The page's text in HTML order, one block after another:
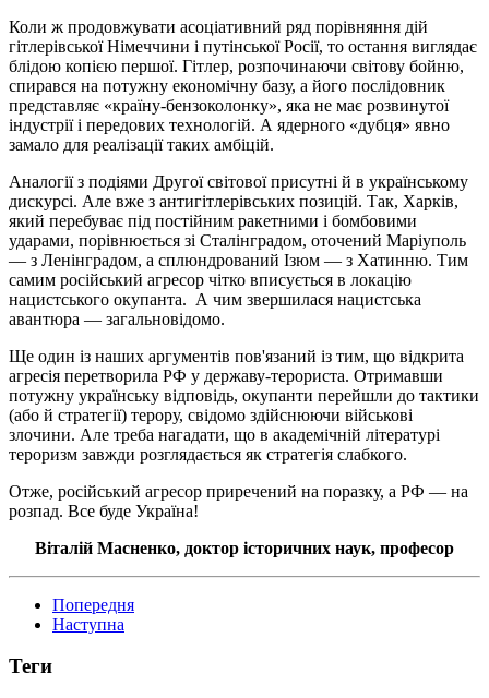
Коли ж продовжувати асоціативний ряд порівняння дій
гітлерівської Німеччини і путінської Росії, то остання виглядає
блідою копією першої. Гітлер, розпочинаючи світову бойню,
спирався на потужну економічну базу, а його послідовник
представляє «країну-бензоколонку», яка не має розвинутої
індустрії і передових технологій. А ядерного «дубця» явно
замало для реалізації таких амбіцій.
Аналогії з подіями Другої світової присутні й в українському
дискурсі. Але вже з антигітлерівських позицій. Так, Харків,
який перебуває під постійним ракетними і бомбовими
ударами, порівнюється зі Сталінградом, оточений Маріуполь
— з Ленінградом, а сплюндрований Ізюм — з Хатинню. Тим
самим російський агресор чітко вписується в локацію
нацистського окупанта. А чим звершилася нацистська
авантюра — загальновідомо.
Ще один із наших аргументів пов'язаний із тим, що відкрита
агресія перетворила РФ у державу-терориста. Отримавши
потужну українську відповідь, окупанти перейшли до тактики
(або й стратегії) терору, свідомо здійснюючи військові
злочини. Але треба нагадати, що в академічній літературі
тероризм завжди розглядається як стратегія слабкого.
Отже, російський агресор приречений на поразку, а РФ — на
розпад. Все буде Україна!
Віталій Масненко, доктор історичних наук, професор
Попередня
Наступна
Теги